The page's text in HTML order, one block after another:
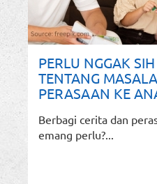
PERLU NGGAK
TENTANG
PERASAAN KE
Berbagi cerita dan
emang perlu?...